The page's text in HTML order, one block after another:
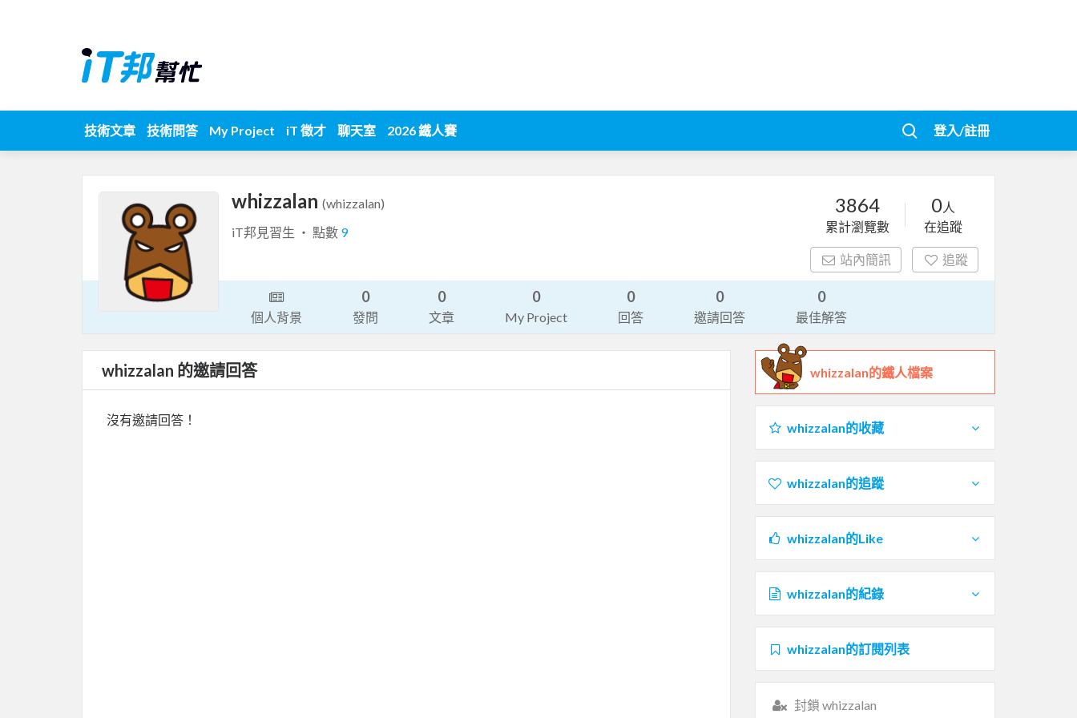
技術文章 技術問答 My Project iT 徵才 聊天室 2026 鐵人賽 登入/註冊
whizzalan (whizzalan)
iT邦見習生 ‧ 點數 9
3864
累計瀏覽數
0人
在追蹤
站內簡訊 追蹤
個人背景
0
發問
0
文章
0
My Project
0
回答
0
邀請回答
0
最佳解答
whizzalan 的邀請回答
沒有邀請回答！
whizzalan的鐵人檔案
whizzalan的收藏
whizzalan的追蹤
whizzalan的Like
whizzalan的紀錄
whizzalan的訂閱列表
封鎖 whizzalan